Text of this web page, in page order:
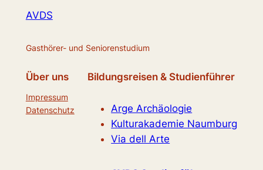
AVDS
Gasthörer- und Seniorenstudium
Über uns
Impressum
Datenschutz
Bildungsreisen & Studienführer
Arge Archäologie
Kulturakademie Naumburg
Via dell Arte